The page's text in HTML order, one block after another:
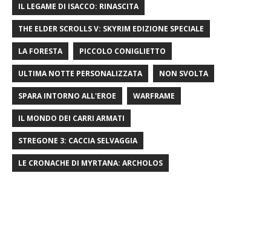
IL LEGAME DI ISACCO: RINASCITA
THE ELDER SCROLLS V: SKYRIM EDIZIONE SPECIALE
LA FORESTA PICCOLO CONIGLIETTO
ULTIMA NOTTE PERSONALIZZATA NON SVOLTA
SPARA INTORNO ALL'EROE WARFRAME
IL MONDO DEI CARRI ARMATI
STREGONE 3: CACCIA SELVAGGIA
LE CRONACHE DI MYRTANA: ARCHOLOS